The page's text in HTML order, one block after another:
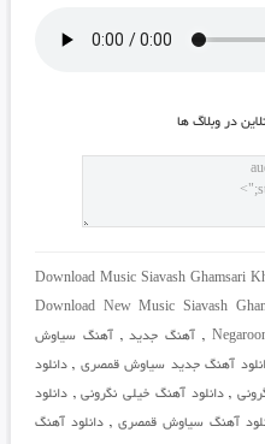
در وبلاگ ها
Download Music Siavash Ghamsari
Download New Music Siavash
, آهنگ جدید, آهنگ سیاوش
آهنگ جدید سیاوش قمصری ,دانلود
,دانلود آهنگ خیلی نگرونی,دانلود
آهنگ سیاوش قمصری ,دانلود آهنگ